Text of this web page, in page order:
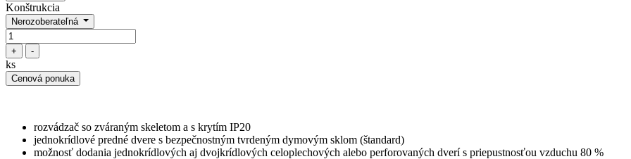
Konštrukcia
Nerozoberateľná
+ -
ks
Cenová ponuka
rozvádzač so zváraným skeletom a s krytím IP20
jednokrídlové predné dvere s bezpečnostným tvrdeným dymovým sklom (štandard)
možnosť dodania jednokrídlových aj dvojkrídlových celoplechových alebo perforovaných dverí s priepustnosťou vzduchu 80 %